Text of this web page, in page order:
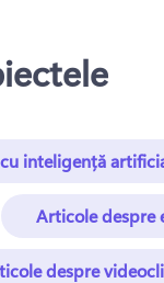
inteligență
Articole despre
despre